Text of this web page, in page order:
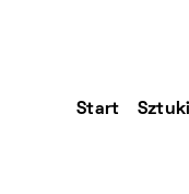
Start